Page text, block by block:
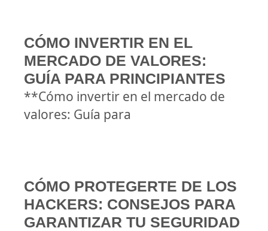
CÓMO INVERTIR EN EL
MERCADO DE VALORES:
GUÍA PARA PRINCIPIANTES
**Cómo invertir en el mercado de
valores: Guía para
CÓMO PROTEGERTE DE LOS
HACKERS: CONSEJOS PARA
GARANTIZAR TU SEGURIDAD